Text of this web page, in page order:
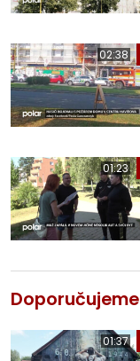
02:38
01:23
Doporučujeme
01:37